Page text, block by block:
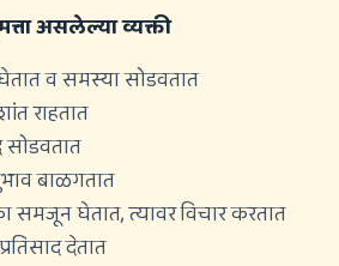
असलेल्या व्यक्ती
व समस्या सोडवतात
राहतात
बाळगतात
समजून घेतात, त्यावर विचार करतात
देतात